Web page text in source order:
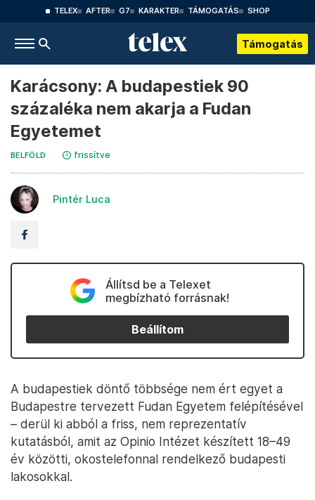
TELEX AFTER G7 KARAKTER TÁMOGATÁS SHOP
Támogatás
Karácsony: A budapestiek 90
százaléka nem akarja a Fudan
Egyetemet
BELFÖLD frissítve
Pintér Luca
Állítsd be a Telexet
megbízható forrásnak!
Beállítom
A budapestiek döntő többsége nem ért egyet a
Budapestre tervezett Fudan Egyetem felépítésével
– derül ki abból a friss, nem reprezentatív
kutatásból, amit az Opinio Intézet készített 18–49
év közötti, okostelefonnal rendelkező budapesti
lakosokkal.